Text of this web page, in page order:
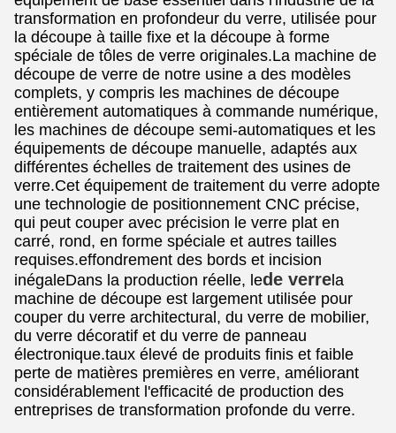
transformation en profondeur du verre, utilisée pour
la découpe à taille fixe et la découpe à forme
spéciale de tôles de verre originales.La machine de
découpe de verre de notre usine a des modèles
complets, y compris les machines de découpe
entièrement automatiques à commande numérique,
les machines de découpe semi-automatiques et les
équipements de découpe manuelle, adaptés aux
différentes échelles de traitement des usines de
verre.Cet équipement de traitement du verre adopte
une technologie de positionnement CNC précise,
qui peut couper avec précision le verre plat en
carré, rond, en forme spéciale et autres tailles
requises.effondrement des bords et incision
inégaleDans la production réelle, lede verre la
machine de découpe est largement utilisée pour
couper du verre architectural, du verre de mobilier,
du verre décoratif et du verre de panneau
électronique.taux élevé de produits finis et faible
perte de matières premières en verre, améliorant
considérablement l'efficacité de production des
entreprises de transformation profonde du verre.